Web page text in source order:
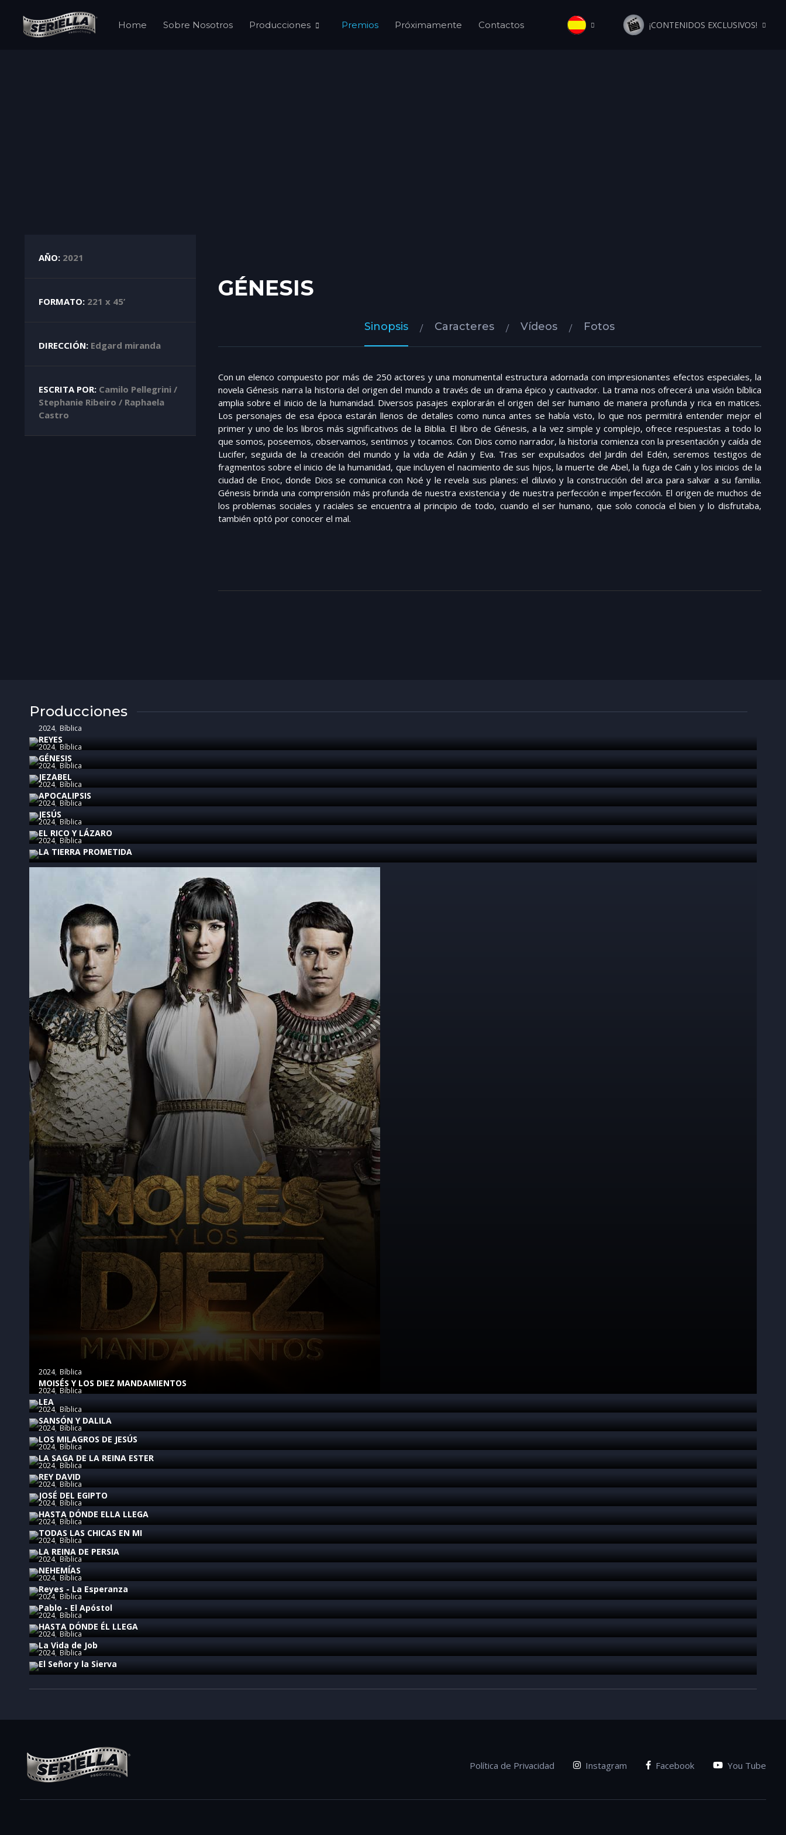
Home Sobre Nosotros Producciones Premios Próximamente Contactos ¡CONTENIDOS EXCLUSIVOS!
AÑO: 2021
FORMATO: 221 x 45’
DIRECCIÓN: Edgard miranda
ESCRITA POR: Camilo Pellegrini /
Stephanie Ribeiro / Raphaela
Castro
GÉNESIS
Sinopsis Caracteres Vídeos Fotos
Con un elenco compuesto por más de 250 actores y una monumental estructura adornada con impresionantes efectos especiales, la
novela Génesis narra la historia del origen del mundo a través de un drama épico y cautivador. La trama nos ofrecerá una visión bíblica
amplia sobre el inicio de la humanidad. Diversos pasajes explorarán el origen del ser humano de manera profunda y rica en matices.
Los personajes de esa época estarán llenos de detalles como nunca antes se había visto, lo que nos permitirá entender mejor el
primer y uno de los libros más significativos de la Biblia. El libro de Génesis, a la vez simple y complejo, ofrece respuestas a todo lo
que somos, poseemos, observamos, sentimos y tocamos. Con Dios como narrador, la historia comienza con la presentación y caída de
Lucifer, seguida de la creación del mundo y la vida de Adán y Eva. Tras ser expulsados del Jardín del Edén, seremos testigos de
fragmentos sobre el inicio de la humanidad, que incluyen el nacimiento de sus hijos, la muerte de Abel, la fuga de Caín y los inicios de la
ciudad de Enoc, donde Dios se comunica con Noé y le revela sus planes: el diluvio y la construcción del arca para salvar a su familia.
Génesis brinda una comprensión más profunda de nuestra existencia y de nuestra perfección e imperfección. El origen de muchos de
los problemas sociales y raciales se encuentra al principio de todo, cuando el ser humano, que solo conocía el bien y lo disfrutaba,
también optó por conocer el mal.
Producciones
2024 Bíblica
REYES
2024 Bíblica
GÉNESIS
2024 Bíblica
JEZABEL
2024 Bíblica
APOCALIPSIS
2024 Bíblica
JESÚS
2024 Bíblica
EL RICO Y LÁZARO
2024 Bíblica
LA TIERRA PROMETIDA
2024 Bíblica
MOISÉS Y LOS DIEZ MANDAMIENTOS
2024 Bíblica
LEA
2024 Bíblica
SANSÓN Y DALILA
2024 Bíblica
LOS MILAGROS DE JESÚS
2024 Bíblica
LA SAGA DE LA REINA ESTER
2024 Bíblica
REY DAVID
2024 Bíblica
JOSÉ DEL EGIPTO
2024 Bíblica
HASTA DÓNDE ELLA LLEGA
2024 Bíblica
TODAS LAS CHICAS EN MI
2024 Bíblica
LA REINA DE PERSIA
2024 Bíblica
NEHEMÍAS
2024 Bíblica
Reyes - La Esperanza
2024 Bíblica
Pablo - El Apóstol
2024 Bíblica
HASTA DÓNDE ÉL LLEGA
2024 Bíblica
La Vida de Job
2024 Bíblica
El Señor y la Sierva
Política de Privacidad Instagram Facebook You Tube